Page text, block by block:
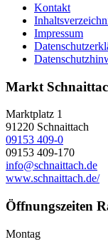
Kontakt
Impressum
Markt
Marktplatz 1
91220 Schnaittach
09153 409-0
09153 409-170
info@schnaittach.de
www.schnaittach.de/
Öffnungszeiten
Montag